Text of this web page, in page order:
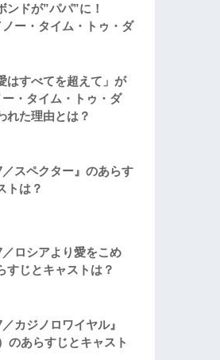
ンドが”パパ”に！
ノー・タイム・トゥ・ダ
はすべてを超えて」が
ー・タイム・トゥ・ダ
れた理由とは？
／スペクター』のあらす
トは？
／ロシアより愛をこめ
すじとキャストは？
カジノロワイヤル』
のあらすじとキャスト